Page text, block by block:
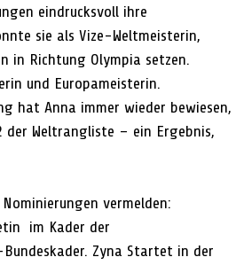
eindrucksvoll ihre
sie als Vize-Weltmeisterin,
in Richtung Olympia setzen.
und Europameisterin.
hat Anna immer wieder bewiesen,
Weltrangliste – ein Ergebnis,
vermelden:
im Kader der
Zyna Startet in der